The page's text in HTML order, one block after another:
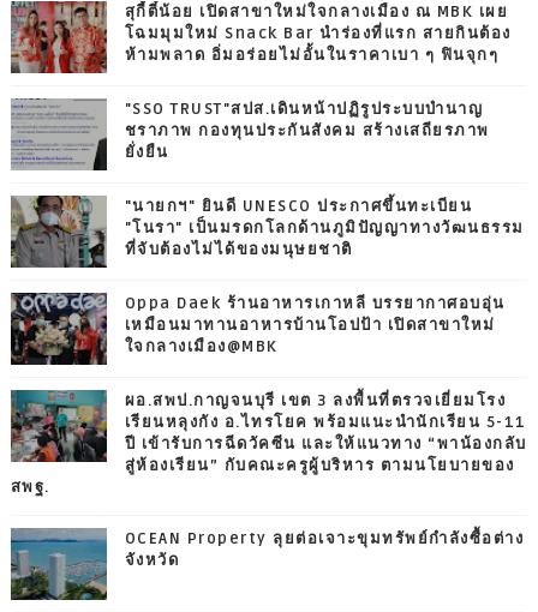
สุกี้ตี๋น้อย เปิดสาขาใหม่ใจกลางเมือง ณ MBK เผย
โฉมมุมใหม่ Snack Bar นำร่องที่แรก สายกินต้อง
ห้ามพลาด อิ่มอร่อยไม่อั้นในราคาเบา ๆ ฟินจุกๆ
"SSO TRUST"สปส.เดินหน้าปฏิรูประบบบำนาญ
ชราภาพ กองทุนประกันสังคม สร้างเสถียรภาพ
ยั่งยืน
"นายกฯ" ยินดี UNESCO ประกาศขึ้นทะเบียน
"โนรา" เป็นมรดกโลกด้านภูมิปัญญาทางวัฒนธรรม
ที่จับต้องไม่ได้ของมนุษยชาติ
Oppa Daek ร้านอาหารเกาหลี บรรยากาศอบอุ่น
เหมือนมาทานอาหารบ้านโอปป้า เปิดสาขาใหม่
ใจกลางเมือง@MBK
ผอ.สพป.กาญจนบุรี เขต 3 ลงพื้นที่ตรวจเยี่ยมโรง
เรียนหลุงกัง อ.ไทรโยค พร้อมแนะนำนักเรียน 5-11
ปี เข้ารับการฉีดวัคซีน และให้แนวทาง “พาน้องกลับ
สู่ห้องเรียน” กับคณะครูผู้บริหาร ตามนโยบายของ
สพฐ.
OCEAN Property ลุยต่อเจาะขุมทรัพย์กำลังซื้อต่าง
จังหวัด